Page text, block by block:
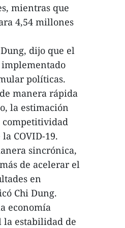
mientras que
4,54 millones
dijo que el
implementado
políticas.
manera rápida
la estimación
competitividad
COVID-19.
sincrónica,
de acelerar el
en
Chi Dung.
economía
la estabilidad de